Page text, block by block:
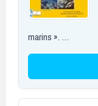
marins ». …